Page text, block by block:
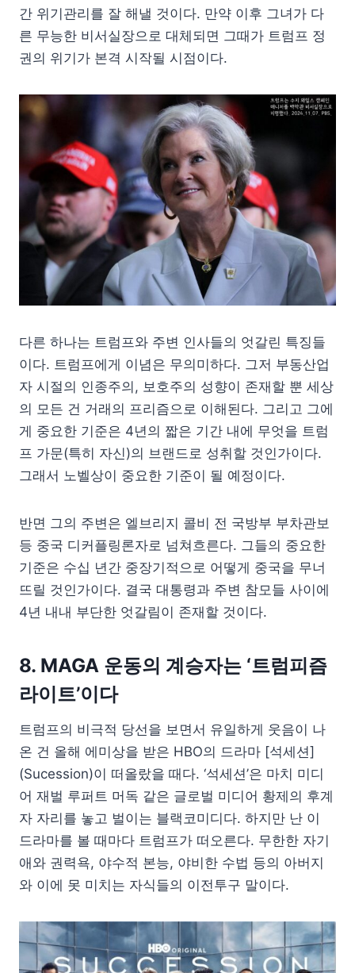
간 위기관리를 잘 해낼 것이다. 만약 이후 그녀가 다
른 무능한 비서실장으로 대체되면 그때가 트럼프 정
권의 위기가 본격 시작될 시점이다.
다른 하나는 트럼프와 주변 인사들의 엇갈린 특징들
이다. 트럼프에게 이념은 무의미하다. 그저 부동산업
자 시절의 인종주의, 보호주의 성향이 존재할 뿐 세상
의 모든 건 거래의 프리즘으로 이해된다. 그리고 그에
게 중요한 기준은 4년의 짧은 기간 내에 무엇을 트럼
프 가문(특히 자신)의 브랜드로 성취할 것인가이다.
그래서 노벨상이 중요한 기준이 될 예정이다.
반면 그의 주변은 엘브리지 콜비 전 국방부 부차관보
등 중국 디커플링론자로 넘쳐흐른다. 그들의 중요한
기준은 수십 년간 중장기적으로 어떻게 중국을 무너
뜨릴 것인가이다. 결국 대통령과 주변 참모들 사이에
4년 내내 부단한 엇갈림이 존재할 것이다.
8. MAGA 운동의 계승자는 ‘트럼피즘
라이트’이다
트럼프의 비극적 당선을 보면서 유일하게 웃음이 나
온 건 올해 에미상을 받은 HBO의 드라마 [석세션]
(Sucession)이 떠올랐을 때다. ‘석세션’은 마치 미디
어 재벌 루퍼트 머독 같은 글로벌 미디어 황제의 후계
자 자리를 놓고 벌이는 블랙코미디다. 하지만 난 이
드라마를 볼 때마다 트럼프가 떠오른다. 무한한 자기
애와 권력욕, 야수적 본능, 야비한 수법 등의 아버지
와 이에 못 미치는 자식들의 이전투구 말이다.